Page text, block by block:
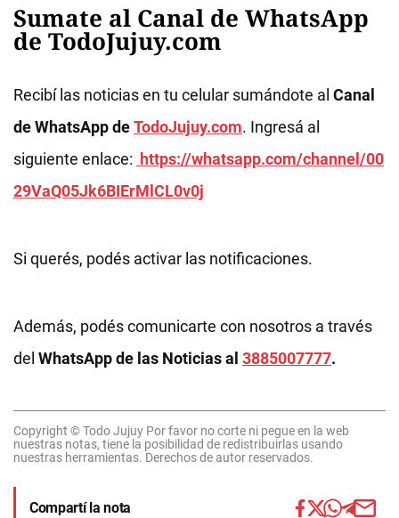
Sumate al Canal de WhatsApp
de TodoJujuy.com
Recibí las noticias en tu celular sumándote al Canal
de WhatsApp deTodoJujuy.com. Ingresá al
siguiente enlace: https://whatsapp.com/channel/00
29VaQ05Jk6BIErMlCL0v0j
Si querés, podés activar las notificaciones.
Además, podés comunicarte con nosotros a través
del WhatsApp de las Noticias al 3885007777.
Copyright © Todo Jujuy Por favor no corte ni pegue en la web
nuestras notas, tiene la posibilidad de redistribuirlas usando
nuestras herramientas. Derechos de autor reservados.
Compartí la nota